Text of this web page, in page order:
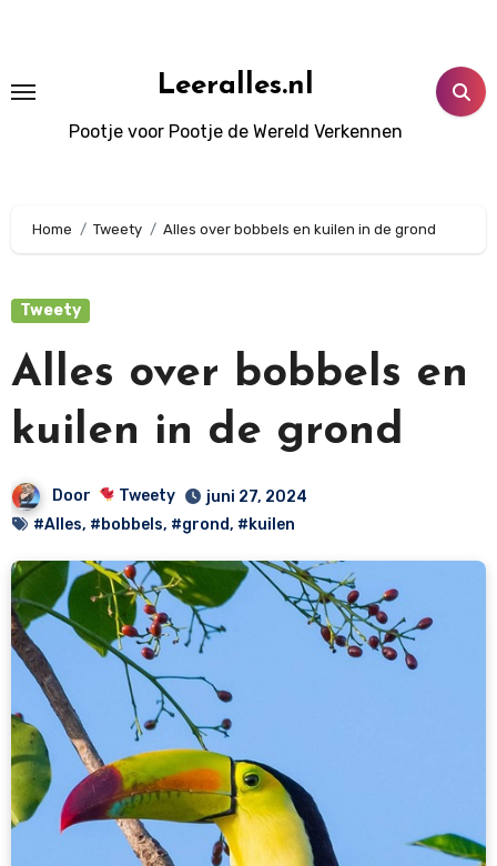
Leeralles.nl
Pootje voor Pootje de Wereld Verkennen
Home Tweety Alles over bobbels en kuilen in de grond
Tweety
Alles over bobbels en
kuilen in de grond
Door Tweety
juni 27, 2024
#Alles, #bobbels, #grond, #kuilen